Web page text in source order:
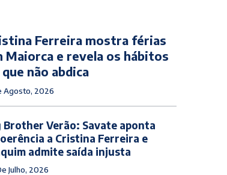
Ferreira mostra férias
Maiorca e revela os hábitos
que não abdica
Agosto, 2026
Brother Verão: Savate aponta
a Cristina Ferreira e
admite saída injusta
Julho, 2026